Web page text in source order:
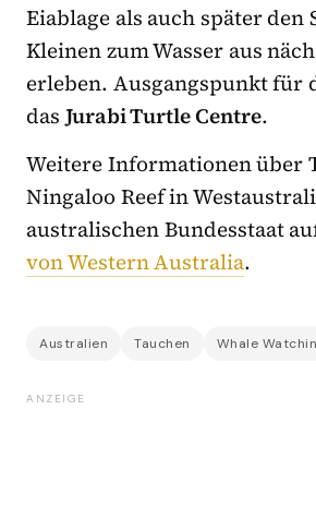
Eiablage als auch später den
Kleinen zum Wasser aus
erleben. Ausgangspunkt für
das Jurabi Turtle Centre.
Weitere Informationen über
Ningaloo Reef in
australischen Bundesstaat
von Western Australia.
Australien Tauchen Whale
ANZEIGE